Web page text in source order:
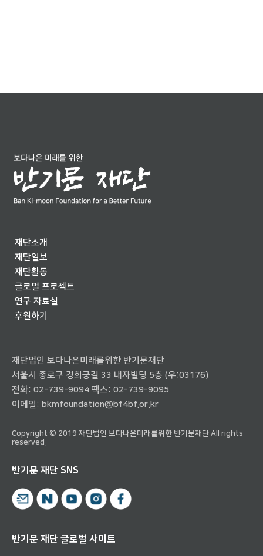
재단소개
재단일보
재단활동
글로벌 프로젝트
연구 자료실
후원하기
재단법인 보다나은미래를위한 반기문재단
서울시 종로구 경희궁길 33 내자빌딩 5층 (우:03176)
전화: 02-739-9094 팩스: 02-739-9095
이메일: bkmfoundation@bf4bf.or.kr
Copyright © 2019 재단법인 보다나은미래를위한 반기문재단 All rights
reserved.
반기문 재단 SNS
반기문 재단 글로벌 사이트